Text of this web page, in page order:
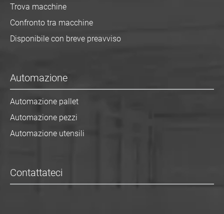
Trova macchine
Confronto tra macchine
Disponibile con breve preavviso
Automazione
Automazione pallet
Automazione pezzi
Automazione utensili
Contattateci